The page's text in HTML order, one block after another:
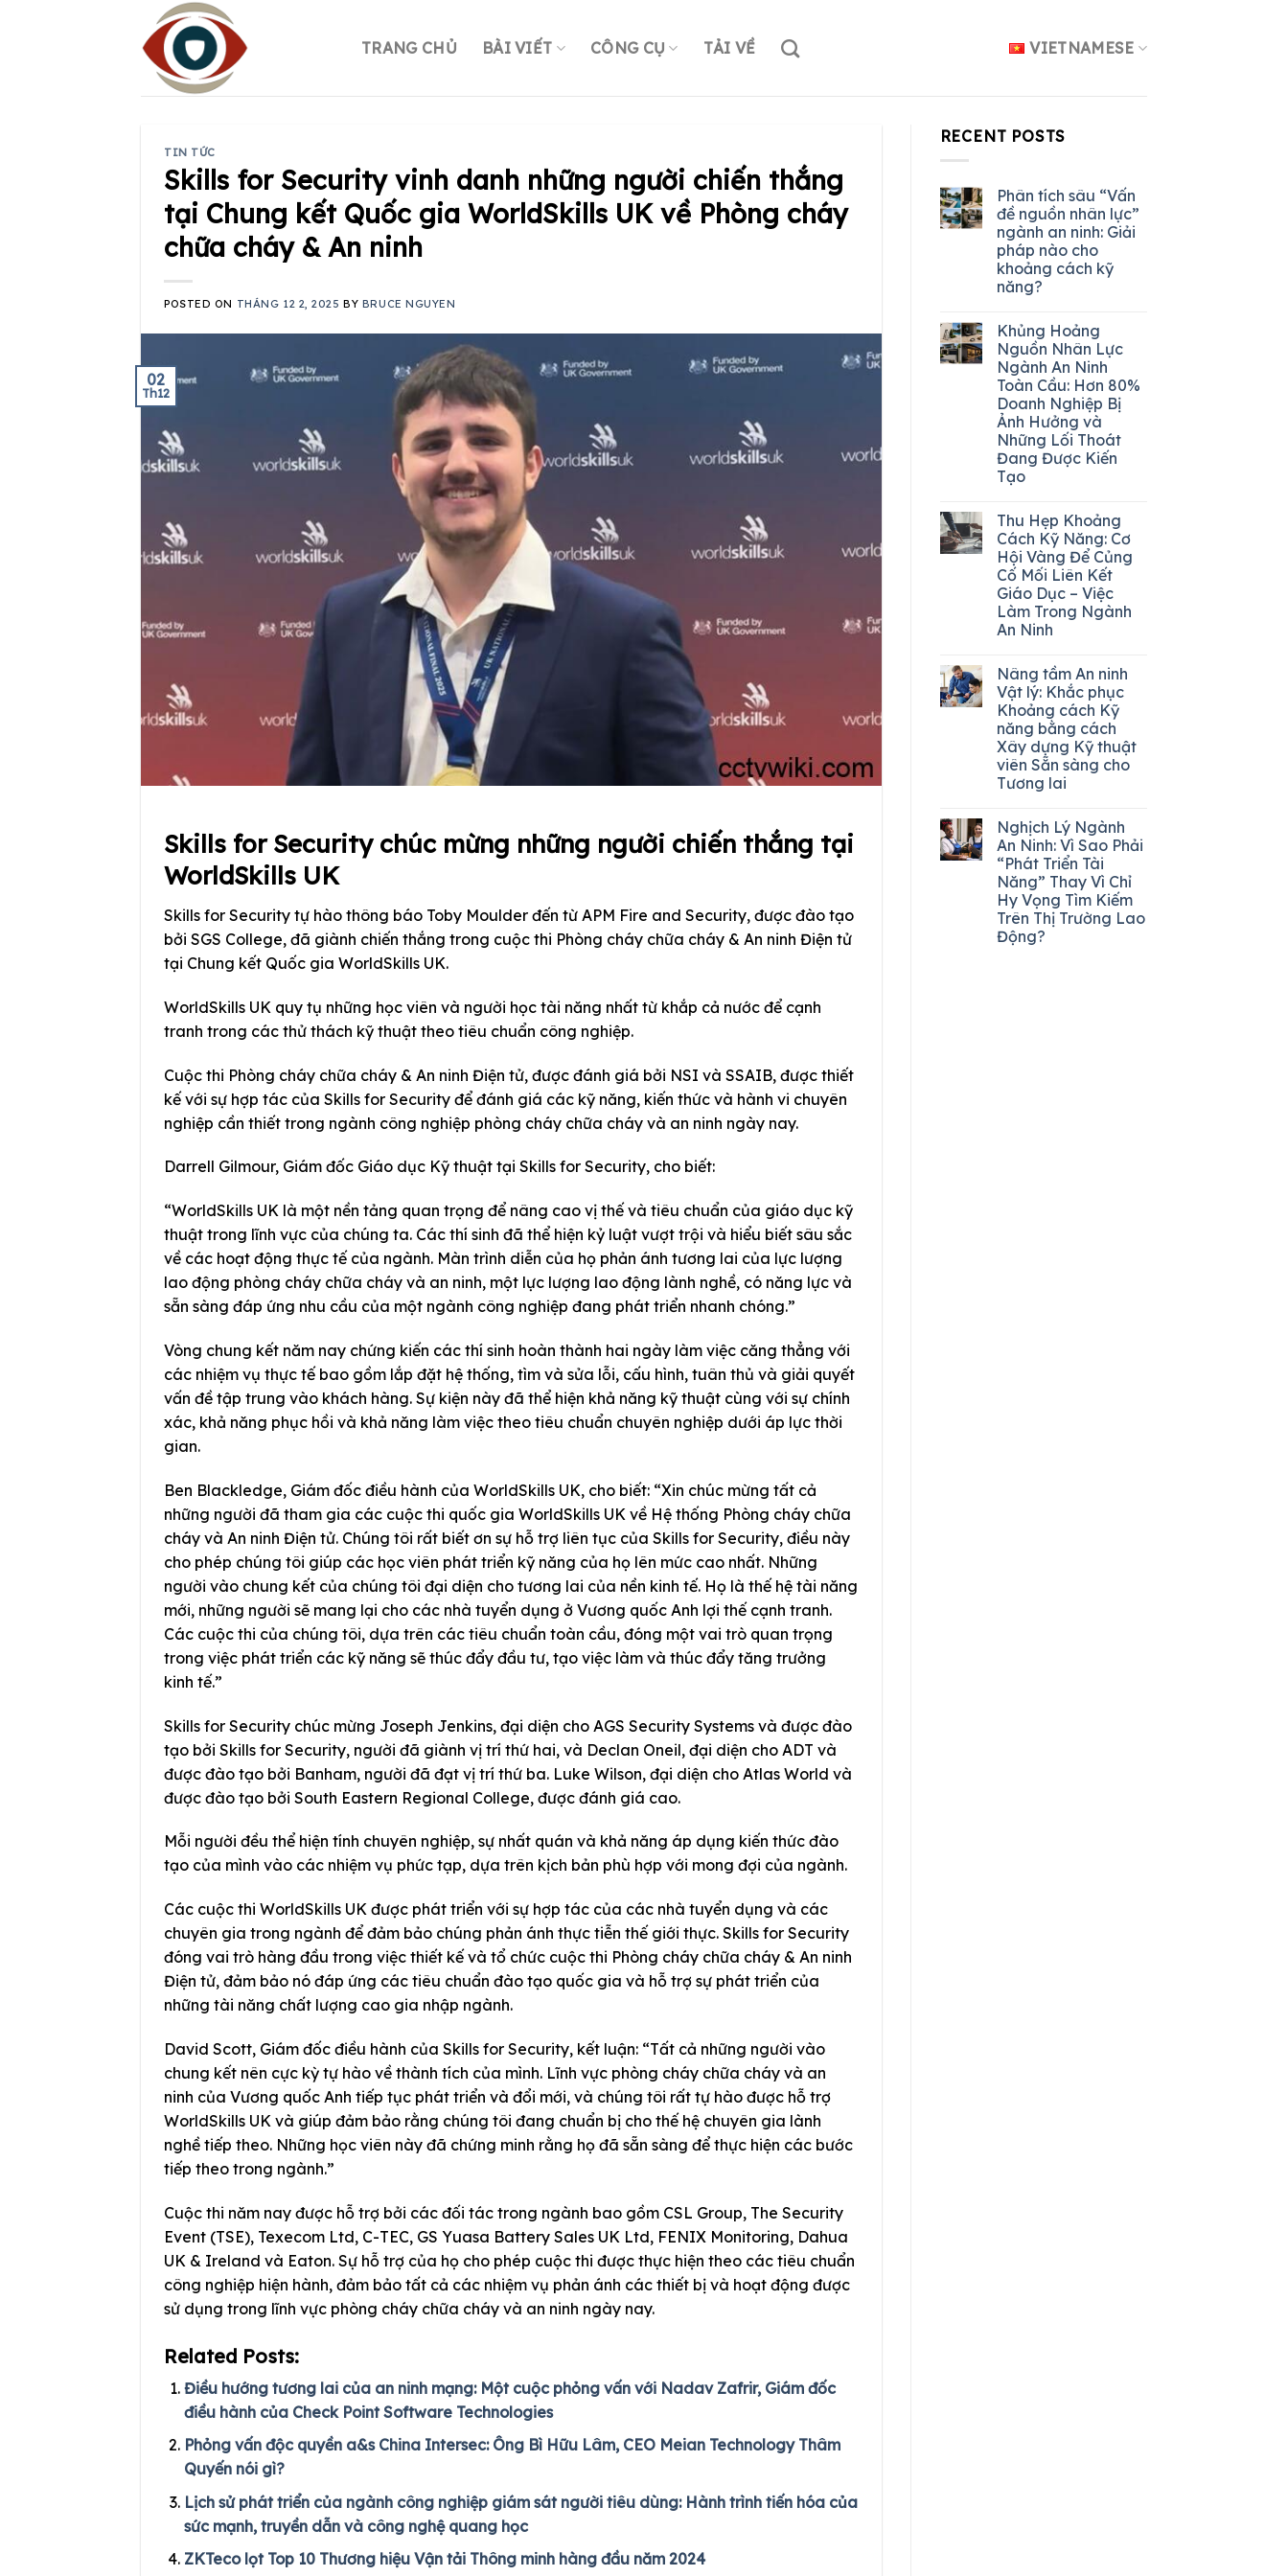
TRANG CHỦ BÀI VIẾT CÔNG CỤ TẢI VỀ VIETNAMESE
TIN TỨC
Skills for Security vinh danh những người chiến thắng
tại Chung kết Quốc gia WorldSkills UK về Phòng cháy
chữa cháy & An ninh
POSTED ON THÁNG 12 2, 2025 BY BRUCE NGUYEN
02
Th12
Skills for Security chúc mừng những người chiến thắng tại
WorldSkills UK
Skills for Security tự hào thông báo Toby Moulder đến từ APM Fire and Security, được đào tạo
bởi SGS College, đã giành chiến thắng trong cuộc thi Phòng cháy chữa cháy & An ninh Điện tử
tại Chung kết Quốc gia WorldSkills UK.
WorldSkills UK quy tụ những học viên và người học tài năng nhất từ khắp cả nước để cạnh
tranh trong các thử thách kỹ thuật theo tiêu chuẩn công nghiệp.
Cuộc thi Phòng cháy chữa cháy & An ninh Điện tử, được đánh giá bởi NSI và SSAIB, được thiết
kế với sự hợp tác của Skills for Security để đánh giá các kỹ năng, kiến thức và hành vi chuyên
nghiệp cần thiết trong ngành công nghiệp phòng cháy chữa cháy và an ninh ngày nay.
Darrell Gilmour, Giám đốc Giáo dục Kỹ thuật tại Skills for Security, cho biết:
“WorldSkills UK là một nền tảng quan trọng để nâng cao vị thế và tiêu chuẩn của giáo dục kỹ
thuật trong lĩnh vực của chúng ta. Các thí sinh đã thể hiện kỷ luật vượt trội và hiểu biết sâu sắc
về các hoạt động thực tế của ngành. Màn trình diễn của họ phản ánh tương lai của lực lượng
lao động phòng cháy chữa cháy và an ninh, một lực lượng lao động lành nghề, có năng lực và
sẵn sàng đáp ứng nhu cầu của một ngành công nghiệp đang phát triển nhanh chóng.”
Vòng chung kết năm nay chứng kiến các thí sinh hoàn thành hai ngày làm việc căng thẳng với
các nhiệm vụ thực tế bao gồm lắp đặt hệ thống, tìm và sửa lỗi, cấu hình, tuân thủ và giải quyết
vấn đề tập trung vào khách hàng. Sự kiện này đã thể hiện khả năng kỹ thuật cùng với sự chính
xác, khả năng phục hồi và khả năng làm việc theo tiêu chuẩn chuyên nghiệp dưới áp lực thời
gian.
Ben Blackledge, Giám đốc điều hành của WorldSkills UK, cho biết: “Xin chúc mừng tất cả
những người đã tham gia các cuộc thi quốc gia WorldSkills UK về Hệ thống Phòng cháy chữa
cháy và An ninh Điện tử. Chúng tôi rất biết ơn sự hỗ trợ liên tục của Skills for Security, điều này
cho phép chúng tôi giúp các học viên phát triển kỹ năng của họ lên mức cao nhất. Những
người vào chung kết của chúng tôi đại diện cho tương lai của nền kinh tế. Họ là thế hệ tài năng
mới, những người sẽ mang lại cho các nhà tuyển dụng ở Vương quốc Anh lợi thế cạnh tranh.
Các cuộc thi của chúng tôi, dựa trên các tiêu chuẩn toàn cầu, đóng một vai trò quan trọng
trong việc phát triển các kỹ năng sẽ thúc đẩy đầu tư, tạo việc làm và thúc đẩy tăng trưởng
kinh tế.”
Skills for Security chúc mừng Joseph Jenkins, đại diện cho AGS Security Systems và được đào
tạo bởi Skills for Security, người đã giành vị trí thứ hai, và Declan Oneil, đại diện cho ADT và
được đào tạo bởi Banham, người đã đạt vị trí thứ ba. Luke Wilson, đại diện cho Atlas World và
được đào tạo bởi South Eastern Regional College, được đánh giá cao.
Mỗi người đều thể hiện tính chuyên nghiệp, sự nhất quán và khả năng áp dụng kiến thức đào
tạo của mình vào các nhiệm vụ phức tạp, dựa trên kịch bản phù hợp với mong đợi của ngành.
Các cuộc thi WorldSkills UK được phát triển với sự hợp tác của các nhà tuyển dụng và các
chuyên gia trong ngành để đảm bảo chúng phản ánh thực tiễn thế giới thực. Skills for Security
đóng vai trò hàng đầu trong việc thiết kế và tổ chức cuộc thi Phòng cháy chữa cháy & An ninh
Điện tử, đảm bảo nó đáp ứng các tiêu chuẩn đào tạo quốc gia và hỗ trợ sự phát triển của
những tài năng chất lượng cao gia nhập ngành.
David Scott, Giám đốc điều hành của Skills for Security, kết luận: “Tất cả những người vào
chung kết nên cực kỳ tự hào về thành tích của mình. Lĩnh vực phòng cháy chữa cháy và an
ninh của Vương quốc Anh tiếp tục phát triển và đổi mới, và chúng tôi rất tự hào được hỗ trợ
WorldSkills UK và giúp đảm bảo rằng chúng tôi đang chuẩn bị cho thế hệ chuyên gia lành
nghề tiếp theo. Những học viên này đã chứng minh rằng họ đã sẵn sàng để thực hiện các bước
tiếp theo trong ngành.”
Cuộc thi năm nay được hỗ trợ bởi các đối tác trong ngành bao gồm CSL Group, The Security
Event (TSE), Texecom Ltd, C-TEC, GS Yuasa Battery Sales UK Ltd, FENIX Monitoring, Dahua
UK & Ireland và Eaton. Sự hỗ trợ của họ cho phép cuộc thi được thực hiện theo các tiêu chuẩn
công nghiệp hiện hành, đảm bảo tất cả các nhiệm vụ phản ánh các thiết bị và hoạt động được
sử dụng trong lĩnh vực phòng cháy chữa cháy và an ninh ngày nay.
Related Posts:
Điều hướng tương lai của an ninh mạng: Một cuộc phỏng vấn với Nadav Zafrir, Giám đốc
điều hành của Check Point Software Technologies
Phỏng vấn độc quyền a&s China Intersec: Ông Bì Hữu Lâm, CEO Meian Technology Thâm
Quyến nói gì?
Lịch sử phát triển của ngành công nghiệp giám sát người tiêu dùng: Hành trình tiến hóa của
sức mạnh, truyền dẫn và công nghệ quang học
ZKTeco lọt Top 10 Thương hiệu Vận tải Thông minh hàng đầu năm 2024
RECENT POSTS
Phân tích sâu “Vấn
đề nguồn nhân lực”
ngành an ninh: Giải
pháp nào cho
khoảng cách kỹ
năng?
Khủng Hoảng
Nguồn Nhân Lực
Ngành An Ninh
Toàn Cầu: Hơn 80%
Doanh Nghiệp Bị
Ảnh Hưởng và
Những Lối Thoát
Đang Được Kiến
Tạo
Thu Hẹp Khoảng
Cách Kỹ Năng: Cơ
Hội Vàng Để Củng
Cố Mối Liên Kết
Giáo Dục – Việc
Làm Trong Ngành
An Ninh
Nâng tầm An ninh
Vật lý: Khắc phục
Khoảng cách Kỹ
năng bằng cách
Xây dựng Kỹ thuật
viên Sẵn sàng cho
Tương lai
Nghịch Lý Ngành
An Ninh: Vì Sao Phải
“Phát Triển Tài
Năng” Thay Vì Chỉ
Hy Vọng Tìm Kiếm
Trên Thị Trường Lao
Động?